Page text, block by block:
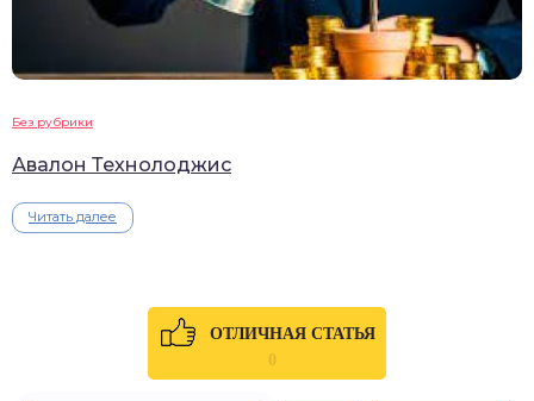
Без рубрики
Авалон Технолоджис
Читать далее
ОТЛИЧНАЯ СТАТЬЯ
0